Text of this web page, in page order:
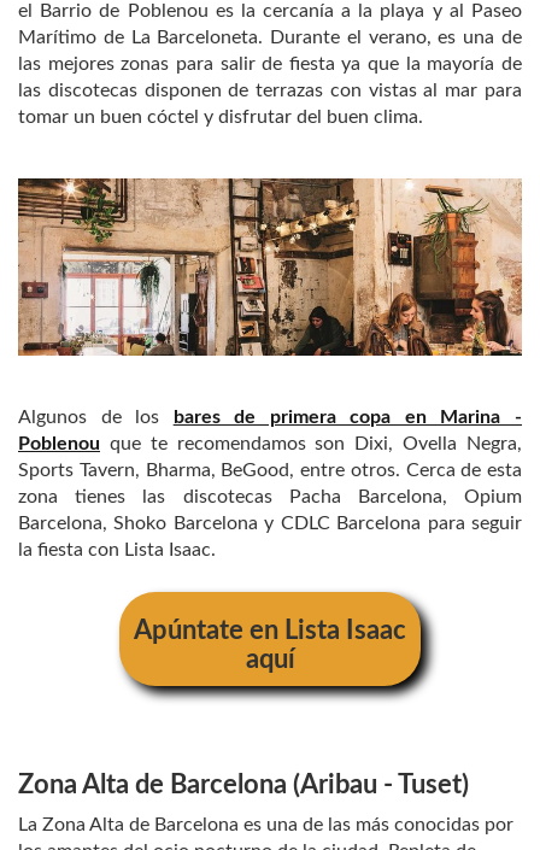
el Barrio de Poblenou es la cercanía a la playa y al Paseo
Marítimo de La Barceloneta. Durante el verano, es una de
las mejores zonas para salir de fiesta ya que la mayoría de
las discotecas disponen de terrazas con vistas al mar para
tomar un buen cóctel y disfrutar del buen clima.
Algunos de los
bares de primera copa en Marina -
Poblenou que te recomendamos son Dixi, Ovella Negra,
Sports Tavern, Bharma, BeGood, entre otros. Cerca de esta
zona tienes las discotecas Pacha Barcelona, Opium
Barcelona, Shoko Barcelona y CDLC Barcelona para seguir
la fiesta con Lista Isaac.
Apúntate en Lista Isaac
aquí
Zona Alta de Barcelona (Aribau - Tuset)
La Zona Alta de Barcelona es una de las más conocidas por